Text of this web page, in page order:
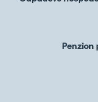
Penzion